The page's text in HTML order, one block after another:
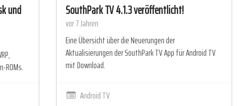
und
ROMs.
SouthPark TV 4.1.3 veröffentlicht!
vor 7 Jahren
Eine Übersicht über die Neuerungen der
Aktualisierungen der SouthPark TV App für Android TV
mit Download.
Android TV